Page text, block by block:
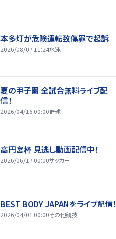
本多灯が危険運転致傷罪で起訴
2026/08/07 11:24水泳
夏の甲子園 全試合無料ライブ配
信！
2026/04/16 00:00野球
高円宮杯 見逃し動画配信中！
2026/06/17 00:00サッカー
BEST BODY JAPANをライブ配信！
2026/04/01 00:00その他競技